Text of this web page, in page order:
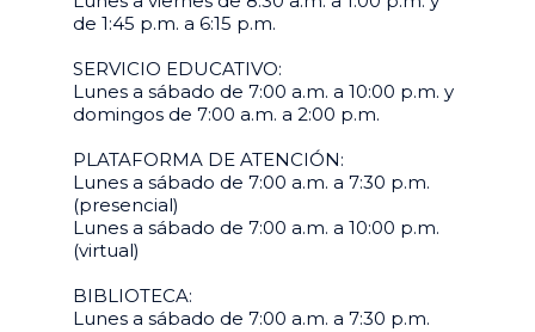
de 1:45 p.m. a 6:15 p.m.
SERVICIO EDUCATIVO:
Lunes a sábado de 7:00 a.m. a 10:00 p.m. y
domingos de 7:00 a.m. a 2:00 p.m.
PLATAFORMA DE ATENCIÓN:
Lunes a sábado de 7:00 a.m. a 7:30 p.m.
(presencial)
Lunes a sábado de 7:00 a.m. a 10:00 p.m.
(virtual)
BIBLIOTECA:
Lunes a sábado de 7:00 a.m. a 7:30 p.m.